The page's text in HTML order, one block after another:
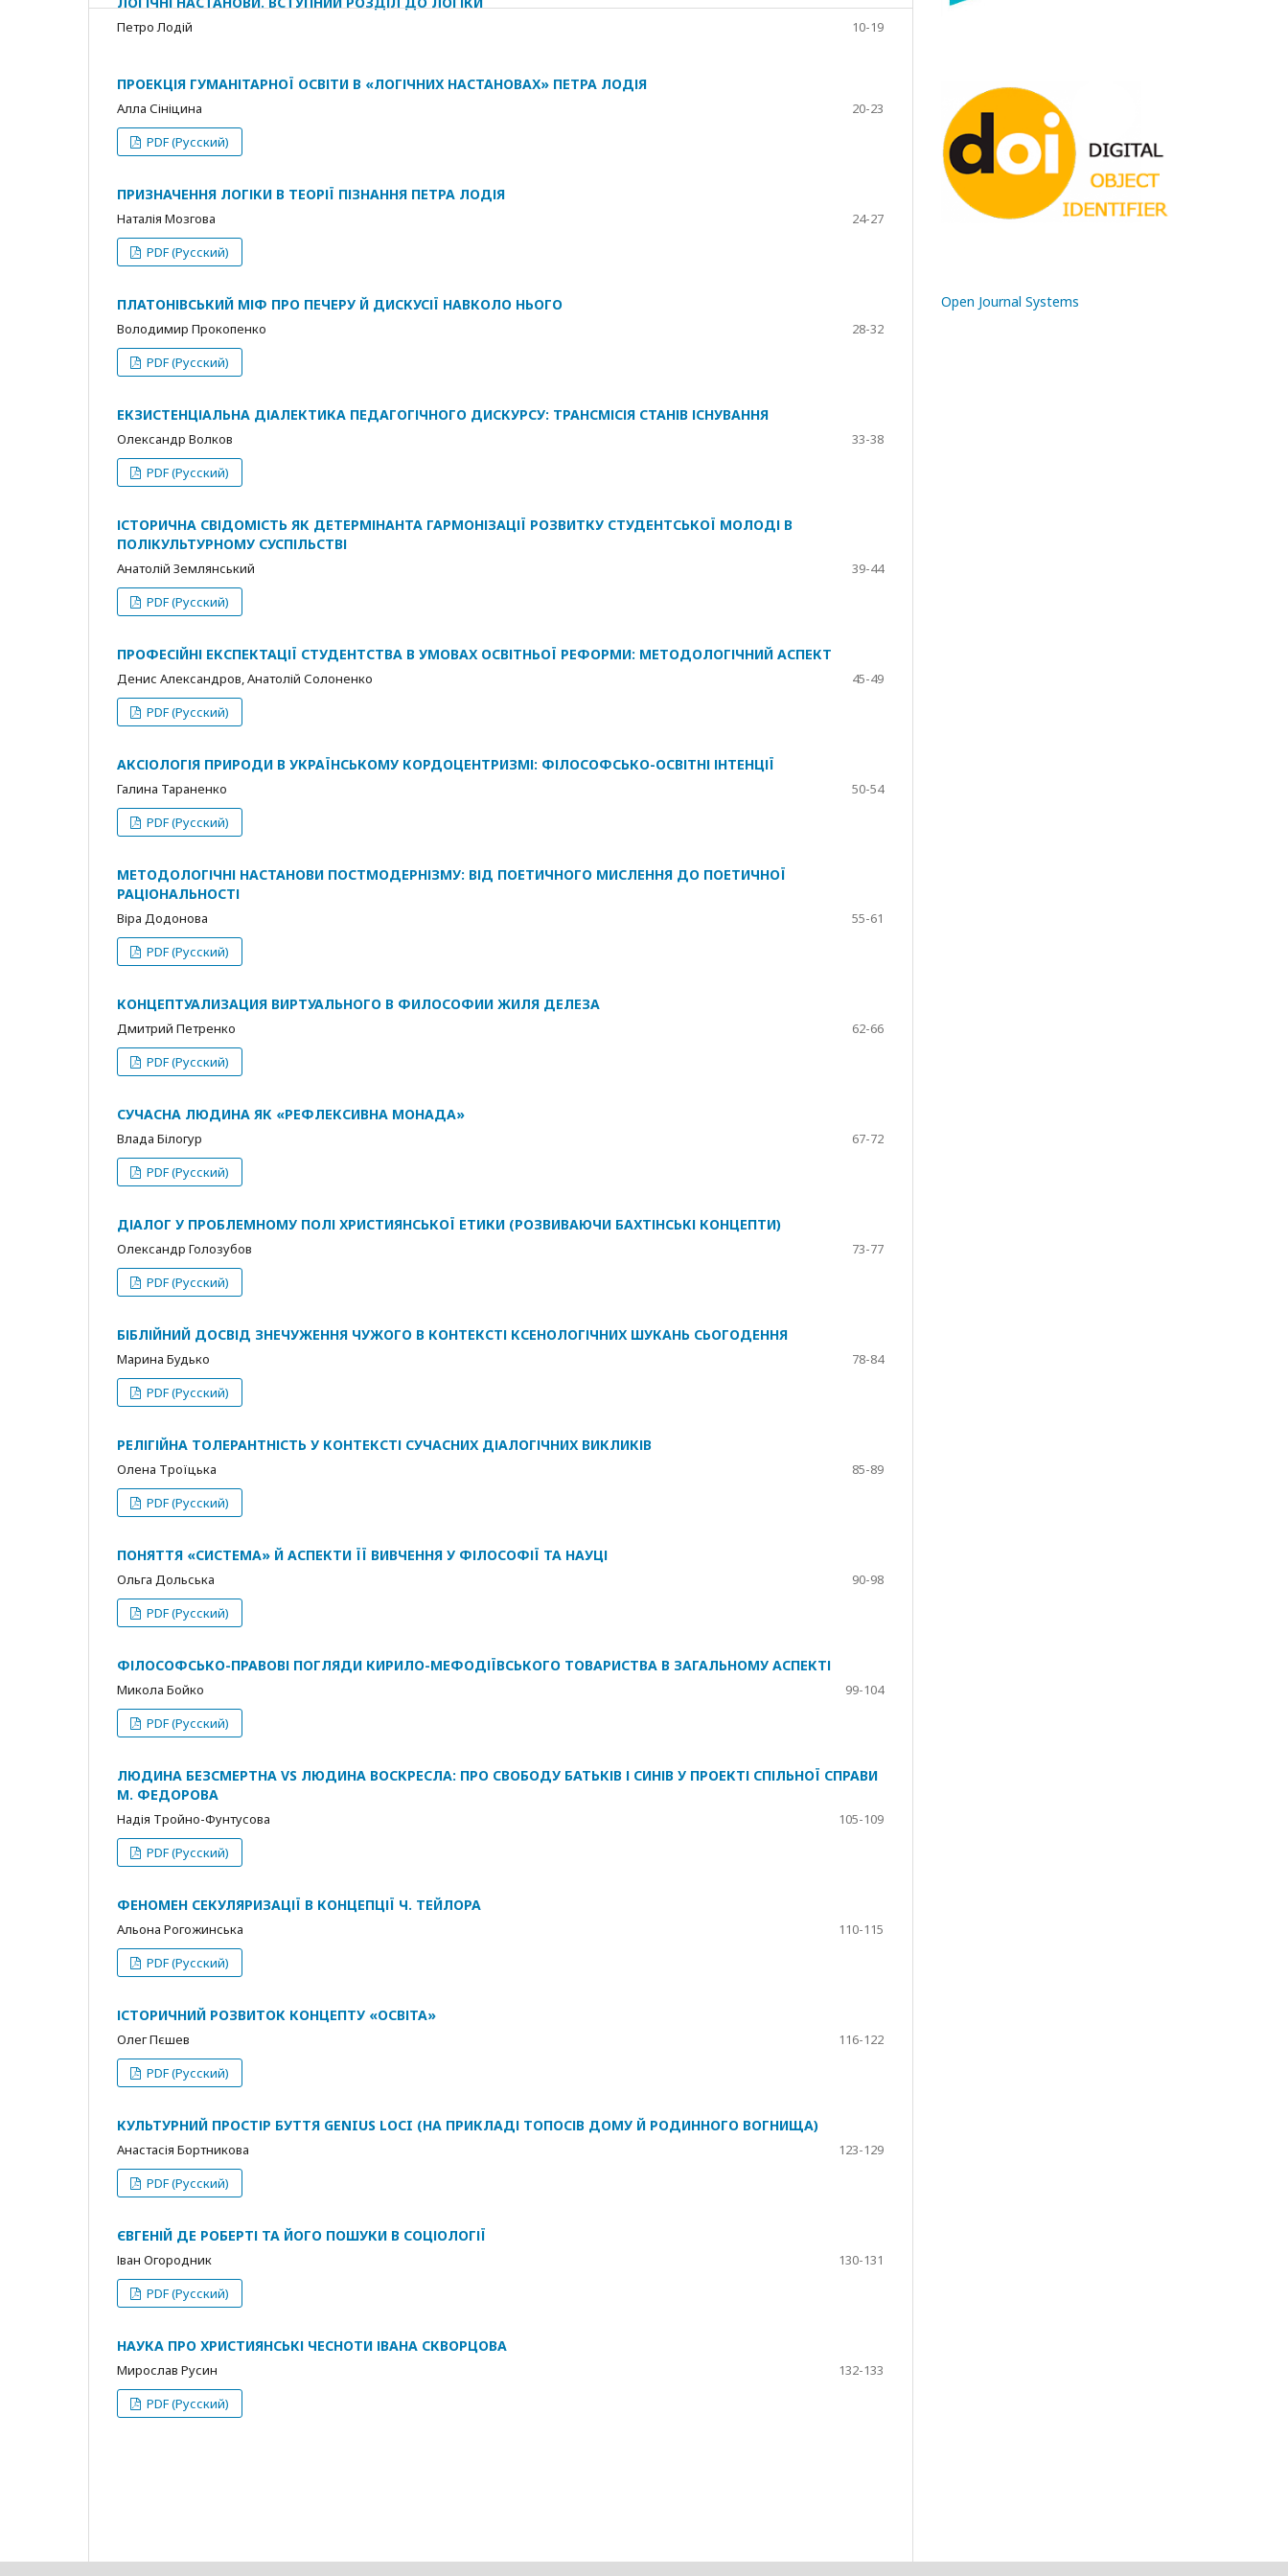
Петро Лодій 10-19
ПРОЕКЦІЯ ГУМАНІТАРНОЇ ОСВІТИ В «ЛОГІЧНИХ НАСТАНОВАХ» ПЕТРА ЛОДІЯ
Алла Сініцина
20-23
PDF (Русский)
ПРИЗНАЧЕННЯ ЛОГІКИ В ТЕОРІЇ ПІЗНАННЯ ПЕТРА ЛОДІЯ
Наталія Мозгова
24-27
PDF (Русский)
ПЛАТОНІВСЬКИЙ МІФ ПРО ПЕЧЕРУ Й ДИСКУСІЇ НАВКОЛО НЬОГО
Володимир Прокопенко
28-32
PDF (Русский)
ЕКЗИСТЕНЦІАЛЬНА ДІАЛЕКТИКА ПЕДАГОГІЧНОГО ДИСКУРСУ: ТРАНСМІСІЯ СТАНІВ ІСНУВАННЯ
Олександр Волков
33-38
PDF (Русский)
ІСТОРИЧНА СВІДОМІСТЬ ЯК ДЕТЕРМІНАНТА ГАРМОНІЗАЦІЇ РОЗВИТКУ СТУДЕНТСЬКОЇ МОЛОДІ В
ПОЛІКУЛЬТУРНОМУ СУСПІЛЬСТВІ
Анатолій Землянський
39-44
PDF (Русский)
ПРОФЕСІЙНІ ЕКСПЕКТАЦІЇ СТУДЕНТСТВА В УМОВАХ ОСВІТНЬОЇ РЕФОРМИ: МЕТОДОЛОГІЧНИЙ АСПЕКТ
Денис Александров, Анатолій Солоненко
45-49
PDF (Русский)
АКСІОЛОГІЯ ПРИРОДИ В УКРАЇНСЬКОМУ КОРДОЦЕНТРИЗМІ: ФІЛОСОФСЬКО-ОСВІТНІ ІНТЕНЦІЇ
Галина Тараненко
50-54
PDF (Русский)
МЕТОДОЛОГІЧНІ НАСТАНОВИ ПОСТМОДЕРНІЗМУ: ВІД ПОЕТИЧНОГО МИСЛЕННЯ ДО ПОЕТИЧНОЇ
РАЦІОНАЛЬНОСТІ
Віра Додонова
55-61
PDF (Русский)
КОНЦЕПТУАЛИЗАЦИЯ ВИРТУАЛЬНОГО В ФИЛОСОФИИ ЖИЛЯ ДЕЛЕЗА
Дмитрий Петренко
62-66
PDF (Русский)
СУЧАСНА ЛЮДИНА ЯК «РЕФЛЕКСИВНА МОНАДА»
Влада Білогур
67-72
PDF (Русский)
ДІАЛОГ У ПРОБЛЕМНОМУ ПОЛІ ХРИСТИЯНСЬКОЇ ЕТИКИ (РОЗВИВАЮЧИ БАХТІНСЬКІ КОНЦЕПТИ)
Олександр Голозубов
73-77
PDF (Русский)
БІБЛІЙНИЙ ДОСВІД ЗНЕЧУЖЕННЯ ЧУЖОГО В КОНТЕКСТІ КСЕНОЛОГІЧНИХ ШУКАНЬ СЬОГОДЕННЯ
Марина Будько
78-84
PDF (Русский)
РЕЛІГІЙНА ТОЛЕРАНТНІСТЬ У КОНТЕКСТІ СУЧАСНИХ ДІАЛОГІЧНИХ ВИКЛИКІВ
Олена Троїцька
85-89
PDF (Русский)
ПОНЯТТЯ «СИСТЕМА» Й АСПЕКТИ ЇЇ ВИВЧЕННЯ У ФІЛОСОФІЇ ТА НАУЦІ
Ольга Дольська
90-98
PDF (Русский)
ФІЛОСОФСЬКО-ПРАВОВІ ПОГЛЯДИ КИРИЛО-МЕФОДІЇВСЬКОГО ТОВАРИСТВА В ЗАГАЛЬНОМУ АСПЕКТІ
Микола Бойко
99-104
PDF (Русский)
ЛЮДИНА БЕЗСМЕРТНА VS ЛЮДИНА ВОСКРЕСЛА: ПРО СВОБОДУ БАТЬКІВ І СИНІВ У ПРОЕКТІ СПІЛЬНОЇ СПРАВИ
М. ФЕДОРОВА
Надія Тройно-Фунтусова
105-109
PDF (Русский)
ФЕНОМЕН СЕКУЛЯРИЗАЦІЇ В КОНЦЕПЦІЇ Ч. ТЕЙЛОРА
Альона Рогожинська
110-115
PDF (Русский)
ІСТОРИЧНИЙ РОЗВИТОК КОНЦЕПТУ «ОСВІТА»
Олег Пєшев
116-122
PDF (Русский)
КУЛЬТУРНИЙ ПРОСТІР БУТТЯ GENIUS LOCI (НА ПРИКЛАДІ ТОПОСІВ ДОМУ Й РОДИННОГО ВОГНИЩА)
Анастасія Бортникова
123-129
PDF (Русский)
ЄВГЕНІЙ ДЕ РОБЕРТІ ТА ЙОГО ПОШУКИ В СОЦІОЛОГІЇ
Іван Огородник
130-131
PDF (Русский)
НАУКА ПРО ХРИСТИЯНСЬКІ ЧЕСНОТИ ІВАНА СКВОРЦОВА
Мирослав Русин
132-133
PDF (Русский)
Open Journal Systems